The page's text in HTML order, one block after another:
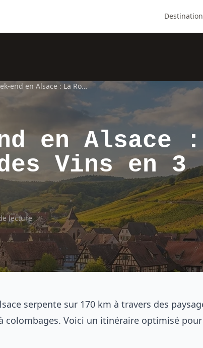
Week-end en Alsace : La Route des Vins en 3 Jours
en Alsace
Vins en 3
lecture
serpente sur 170 km à travers des
colombages. Voici un itinéraire optimisé